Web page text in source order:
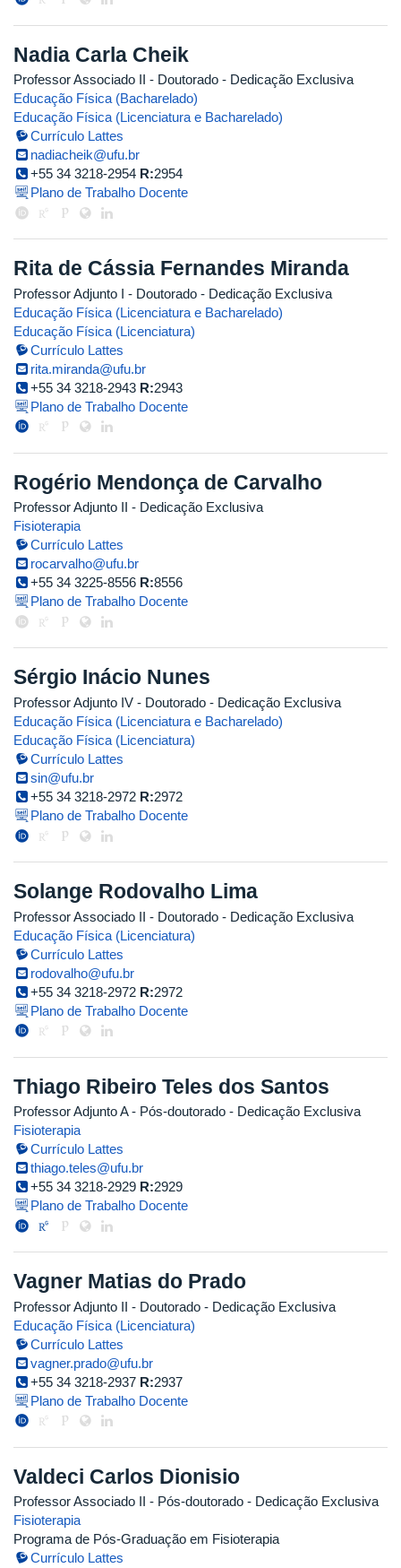
Nadia Carla Cheik
Professor Associado II - Doutorado - Dedicação Exclusiva
Educação Física (Bacharelado)
Educação Física (Licenciatura e Bacharelado)
Currículo Lattes
nadiacheik@ufu.br
+55 34 3218-2954 R:2954
Plano de Trabalho Docente
Rita de Cássia Fernandes Miranda
Professor Adjunto I - Doutorado - Dedicação Exclusiva
Educação Física (Licenciatura e Bacharelado)
Educação Física (Licenciatura)
Currículo Lattes
rita.miranda@ufu.br
+55 34 3218-2943 R:2943
Plano de Trabalho Docente
Rogério Mendonça de Carvalho
Professor Adjunto II - Dedicação Exclusiva
Fisioterapia
Currículo Lattes
rocarvalho@ufu.br
+55 34 3225-8556 R:8556
Plano de Trabalho Docente
Sérgio Inácio Nunes
Professor Adjunto IV - Doutorado - Dedicação Exclusiva
Educação Física (Licenciatura e Bacharelado)
Educação Física (Licenciatura)
Currículo Lattes
sin@ufu.br
+55 34 3218-2972 R:2972
Plano de Trabalho Docente
Solange Rodovalho Lima
Professor Associado II - Doutorado - Dedicação Exclusiva
Educação Física (Licenciatura)
Currículo Lattes
rodovalho@ufu.br
+55 34 3218-2972 R:2972
Plano de Trabalho Docente
Thiago Ribeiro Teles dos Santos
Professor Adjunto A- Pós-doutorado - Dedicação Exclusiva
Fisioterapia
Currículo Lattes
thiago.teles@ufu.br
+55 34 3218-2929 R:2929
Plano de Trabalho Docente
Vagner Matias do Prado
Professor Adjunto II - Doutorado - Dedicação Exclusiva
Educação Física (Licenciatura)
Currículo Lattes
vagner.prado@ufu.br
+55 34 3218-2937 R:2937
Plano de Trabalho Docente
Valdeci Carlos Dionisio
Professor Associado II - Pós-doutorado - Dedicação Exclusiva
Fisioterapia
Programa de Pós-Graduação em Fisioterapia
Currículo Lattes